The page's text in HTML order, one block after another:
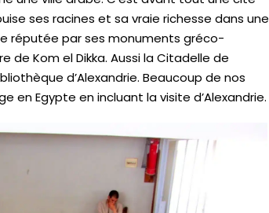
ses racines et sa vraie richesse dans une
réputée par ses monuments gréco-
de Kom el Dikka. Aussi la Citadelle de
d’Alexandrie. Beaucoup de nos
en Egypte en incluant la visite d’Alexandrie.